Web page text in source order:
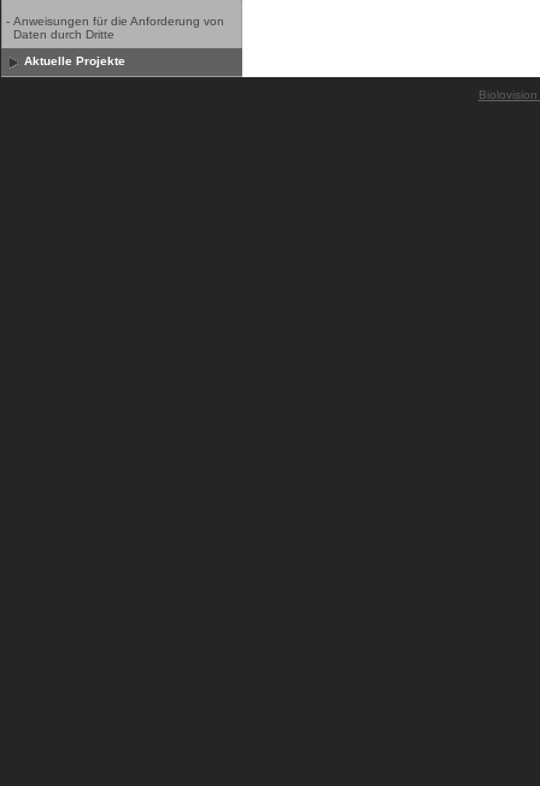
- Anweisungen für die Anforderung von
Daten durch Dritte
Aktuelle Projekte
Biolovision